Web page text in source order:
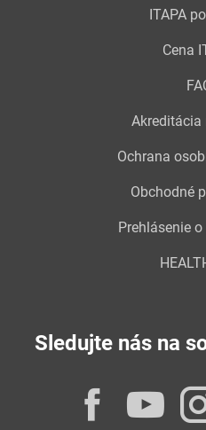
ITAPA
Cena
Akreditácia
Ochrana
Obchodné
Prehlásenie
Sledujte nás na